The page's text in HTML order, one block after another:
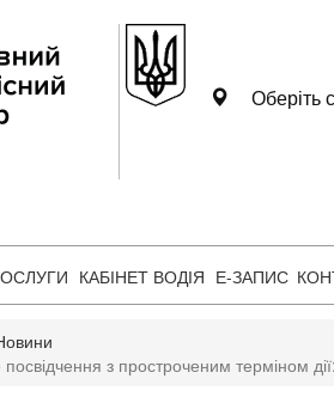
Оберіть
КАБІНЕТ ВОДІЯ Е-ЗАПИС
посвідчення з простроченим терміном